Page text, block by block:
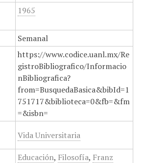
1965
Semanal
https://www.codice.uanl.mx/Re
gistroBibliografico/Informacio
nBibliografica?
from=BusquedaBasica&bibId=1
751717&biblioteca=0&fb=&fm
=&isbn=
Vida Universitaria
Educación, Filosofía, Franz